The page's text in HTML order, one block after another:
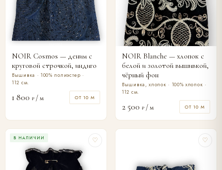
NOIR Cosmos — деним с
круговой строчкой, индиго
Вышивка · 100% полиэстер ·
112 см.
1 800 ₽ / м ОТ 10 М
NOIR Blanche — хлопок с
белой и золотой вышивкой,
чёрный фон
Вышивка, хлопок · 100% хлопок ·
112 см.
2 500 ₽ / м ОТ 10 М
В НАЛИЧИИ ♡ ♡